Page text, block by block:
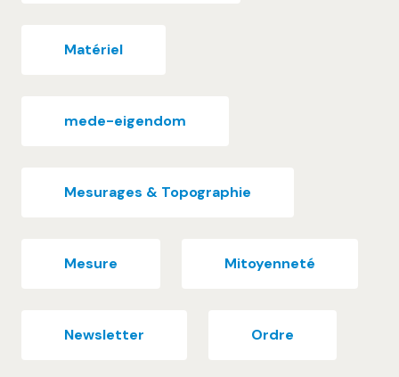
Matériel
mede-eigendom
Mesurages & Topographie
Mesure Mitoyenneté
Newsletter Ordre